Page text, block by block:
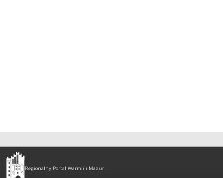
Olsztyn
-
Regionalny Portal Warmii i Mazur.